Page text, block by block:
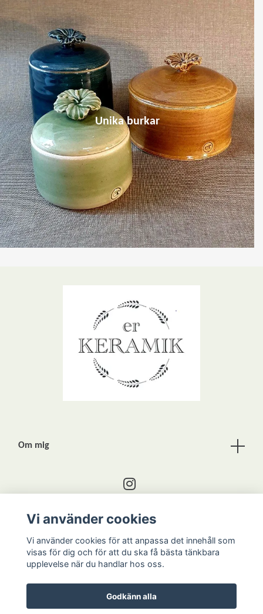
Unika burkar
Om mig
Kontakta mig
Kontakt
Vi använder cookies
Vi använder cookies för att anpassa det innehåll som
visas för dig och för att du ska få bästa tänkbara
upplevelse när du handlar hos oss.
Godkänn alla